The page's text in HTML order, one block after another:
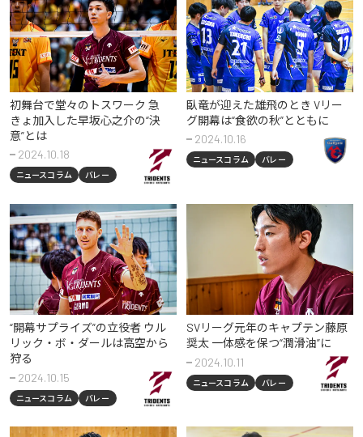
初舞台で堂々のトスワーク 急
きょ加入した早坂心之介の“決
意”とは
2024.10.18
ニュースコラム バレー
臥竜が迎えた雄飛のとき Vリー
グ開幕は“食欲の秋”とともに
2024.10.16
ニュースコラム バレー
“開幕サプライズ”の立役者 ウル
リック・ボ・ダールは高空から
狩る
2024.10.15
ニュースコラム バレー
SVリーグ元年のキャプテン藤原
奨太 一体感を保つ“潤滑油”に
2024.10.11
ニュースコラム バレー